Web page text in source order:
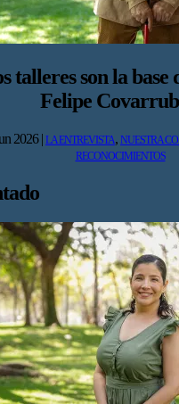
talleres son la base
Felipe
2026| LA ENTREVISTA, NUESTRA
RECONOCIMIENTOS